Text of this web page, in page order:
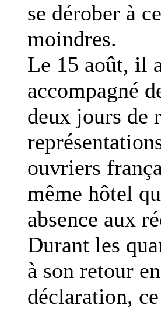
se dérober à
moindres.
Le 15 août, il
accompagné
deux jours de
ouvriers
même hôtel
absence aux
Durant les
à son retour
déclaration,